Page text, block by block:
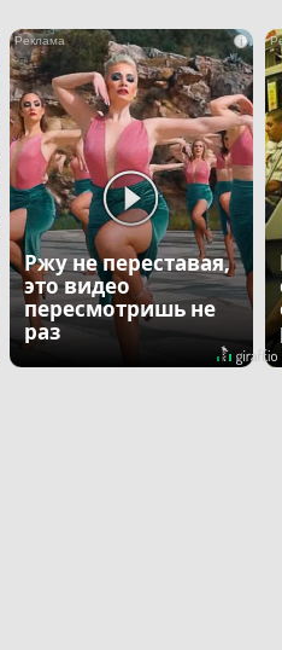
i
Ржу не переставая,
это видео
пересмотришь не
раз